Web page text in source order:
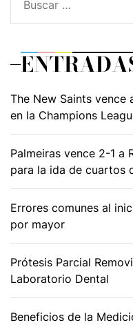
The New Saints vence
en la Champions
Palmeiras vence 2-1 a
para la ida de cuartos
Errores comunes al
por mayor
Prótesis Parcial
Laboratorio Dental
Beneficios de la